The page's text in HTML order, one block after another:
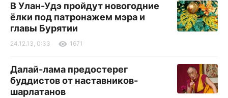
В Улан-Удэ пройдут новогодние
ёлки под патронажем мэра и
главы Бурятии
24.12.13, 0:33 1671
Далай-лама предостерег
буддистов от наставников-
шарлатанов